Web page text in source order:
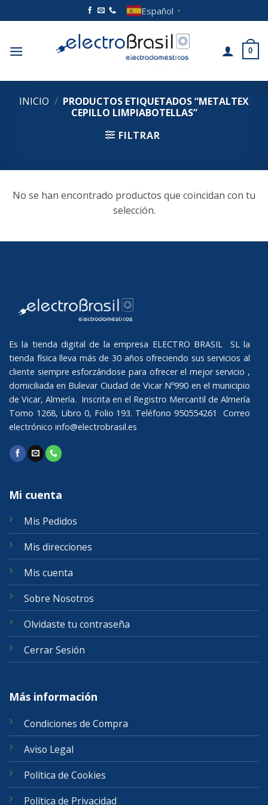
al
Español ▼
0
INICIO / PRODUCTOS ETIQUETADOS “METALTEX
CEPILLO LIMPIABOTELLAS”
FILTRAR
No se han encontrado productos que coincidan con tu
selección.
Es la tienda digital de la empresa ELECTRO BRASIL SL la
tienda física lleva más de 30 años ofreciendo sus servicios al
cliente siempre esforzándose para ofrecer el mejor servicio ,
domiciliada en Bulevar Ciudad de Vicar Nº990 en el municipio
de Vicar, Almería. Inscrita en el Registro Mercantil de Almería
Tomo 1268, Libro 0, Folio 193. Teléfono 950554261 Correo
electrónico info@electrobrasil.es
Mi cuenta
Mis Pedidos
Mis direcciones
Mis cuenta
Sobre Nosotros
Olvidaste tu contraseña
Cerrar Sesión
Más información
Condiciones de Compra
Aviso Legal
Política de Cookies
Política de Privacidad